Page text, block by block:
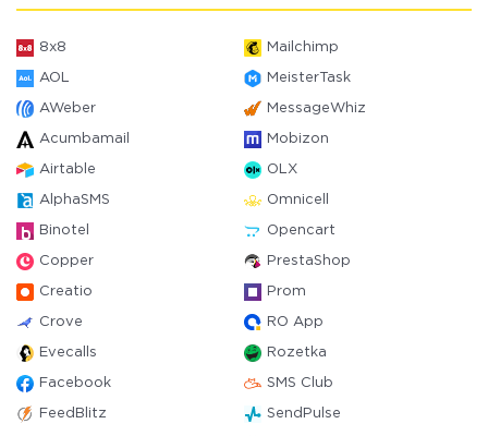
8x8 Mailchimp
AOL MeisterTask
AWeber MessageWhiz
Acumbamail Mobizon
Airtable OLX
AlphaSMS Omnicell
Binotel Opencart
Copper PrestaShop
Creatio Prom
Crove RO App
Evecalls Rozetka
Facebook SMS Club
FeedBlitz SendPulse